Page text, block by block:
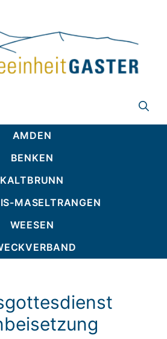
AMDEN
BENKEN
KALTBRUNN
MASELTRANGEN
WEESEN